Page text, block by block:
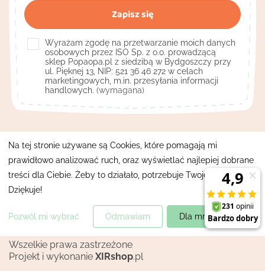
Kontakt
Pomocne linki 
Moje konto 
Wyrażam zgodę na przetwarzanie moich danych
osobowych przez ISO Sp. z o.o. prowadzącą
sklep Popaopa.pl z siedzibą w Bydgoszczy przy
ul. Pięknej 13, NIP: 521 36 46 272 w celach
marketingowych, m.in. przesyłania informacji
handlowych. (wymagana)
Wszelkie prawa zastrzeżone
Polityka prywatności
Projekt i wykonanie XIRshop.pl
Na tej stronie używane są Cookies, które pomagają mi
prawidłowo analizować ruch, oraz wyświetlać najlepiej dobrane
treści dla Ciebie. Żeby to działało, potrzebuje Twojej zgody.
Dziękuje!
Pozwól mi wybrać Odmawiam Dla mnie super!